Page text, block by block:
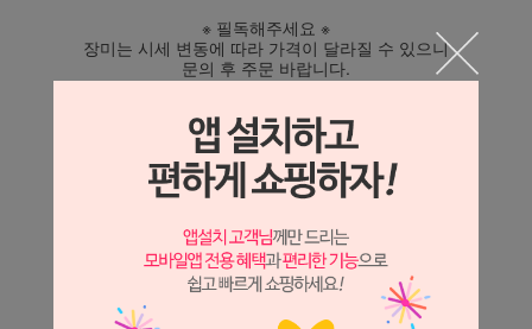
※ 필독해주세요 ※
장미는 시세 변동에 따라 가격이 달라질 수 있으니
문의 후 주문 바랍니다.